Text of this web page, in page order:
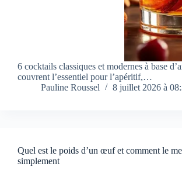
6 cocktails classiques et modernes à base
couvrent l’essentiel pour l’apéritif,…
Pauline Roussel
8 juillet 2026 à
Quel est le poids d’un œuf et comment le
simplement